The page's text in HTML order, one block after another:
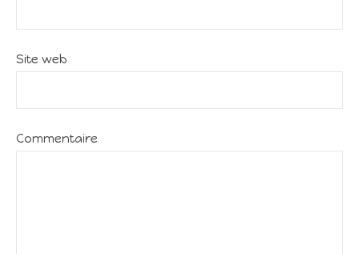
Site web
Commentaire